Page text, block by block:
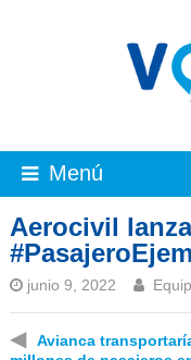
Menú
Aerocivil
junio 9, 2022
◀
Avianca